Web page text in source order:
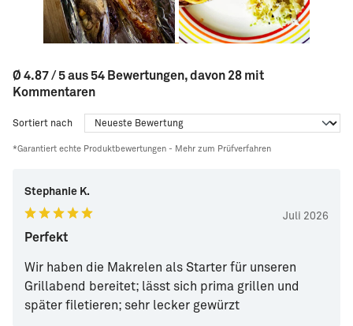
Ø 4.87 / 5 aus 54 Bewertungen, davon 28 mit
Kommentaren
Sortiert nach
*Garantiert echte Produktbewertungen - Mehr zum Prüfverfahren
Stephanie K.
Juli 2026
Perfekt
Wir haben die Makrelen als Starter für unseren
Grillabend bereitet; lässt sich prima grillen und
später filetieren; sehr lecker gewürzt